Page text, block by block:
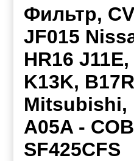
Фильтр,
JF015
HR16
K13K,
Mitsubishi,
A05A -
SF425CFS